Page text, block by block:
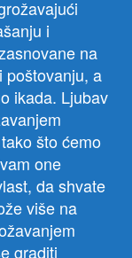
i
na
poštovanju, a
ikada. Ljubav
što ćemo
one
da shvate
više na
graditi